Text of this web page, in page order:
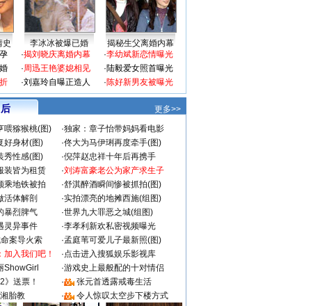
史 李冰冰被爆已婚
揭秘生父离婚内幕
·揭刘晓庆离婚内幕
·周迅王艳婆媳相见
·刘嘉玲自曝正造人
·李幼斌新恋情曝光
·陆毅爱女照首曝光
·陈好新男友被曝光
更多>>
喂猕猴桃(图) ·独家：章子怡带妈妈看电影
好身材(图) ·佟大为马伊琍再度牵手(图)
秀性感(图) ·倪萍赵忠祥十年后再携手
装皆为租赁 ·刘涛富豪老公为家产求生子
乘地铁被拍 ·舒淇醉酒瞬间惨被抓拍(图)
活体解剖 ·实拍漂亮的地摊西施(组图)
暴烈脾气 ·世界九大罪恶之城(组图)
灵异事件 ·李孝利新欢私密视频曝光
命案导火索 ·孟庭苇可爱儿子最新照(图)
入我们吧！ ·点击进入搜狐娱乐影视库
ShowGirl ·游戏史上最般配的十对情侣
》送票！ ·
张元首透露戒毒生活
胎教 · 令人惊叹太空步下楼方式